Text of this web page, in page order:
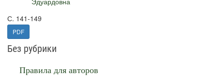
С. 141-149
PDF
Без рубрики
Правила для авторов